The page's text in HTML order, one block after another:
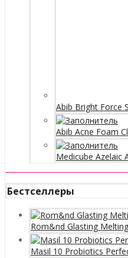
Abib Bright Force
Abib Acne Foam
Medicube Azelaic
Бестселлеры
Rom&nd Glasting
Masil 10 Probiotics